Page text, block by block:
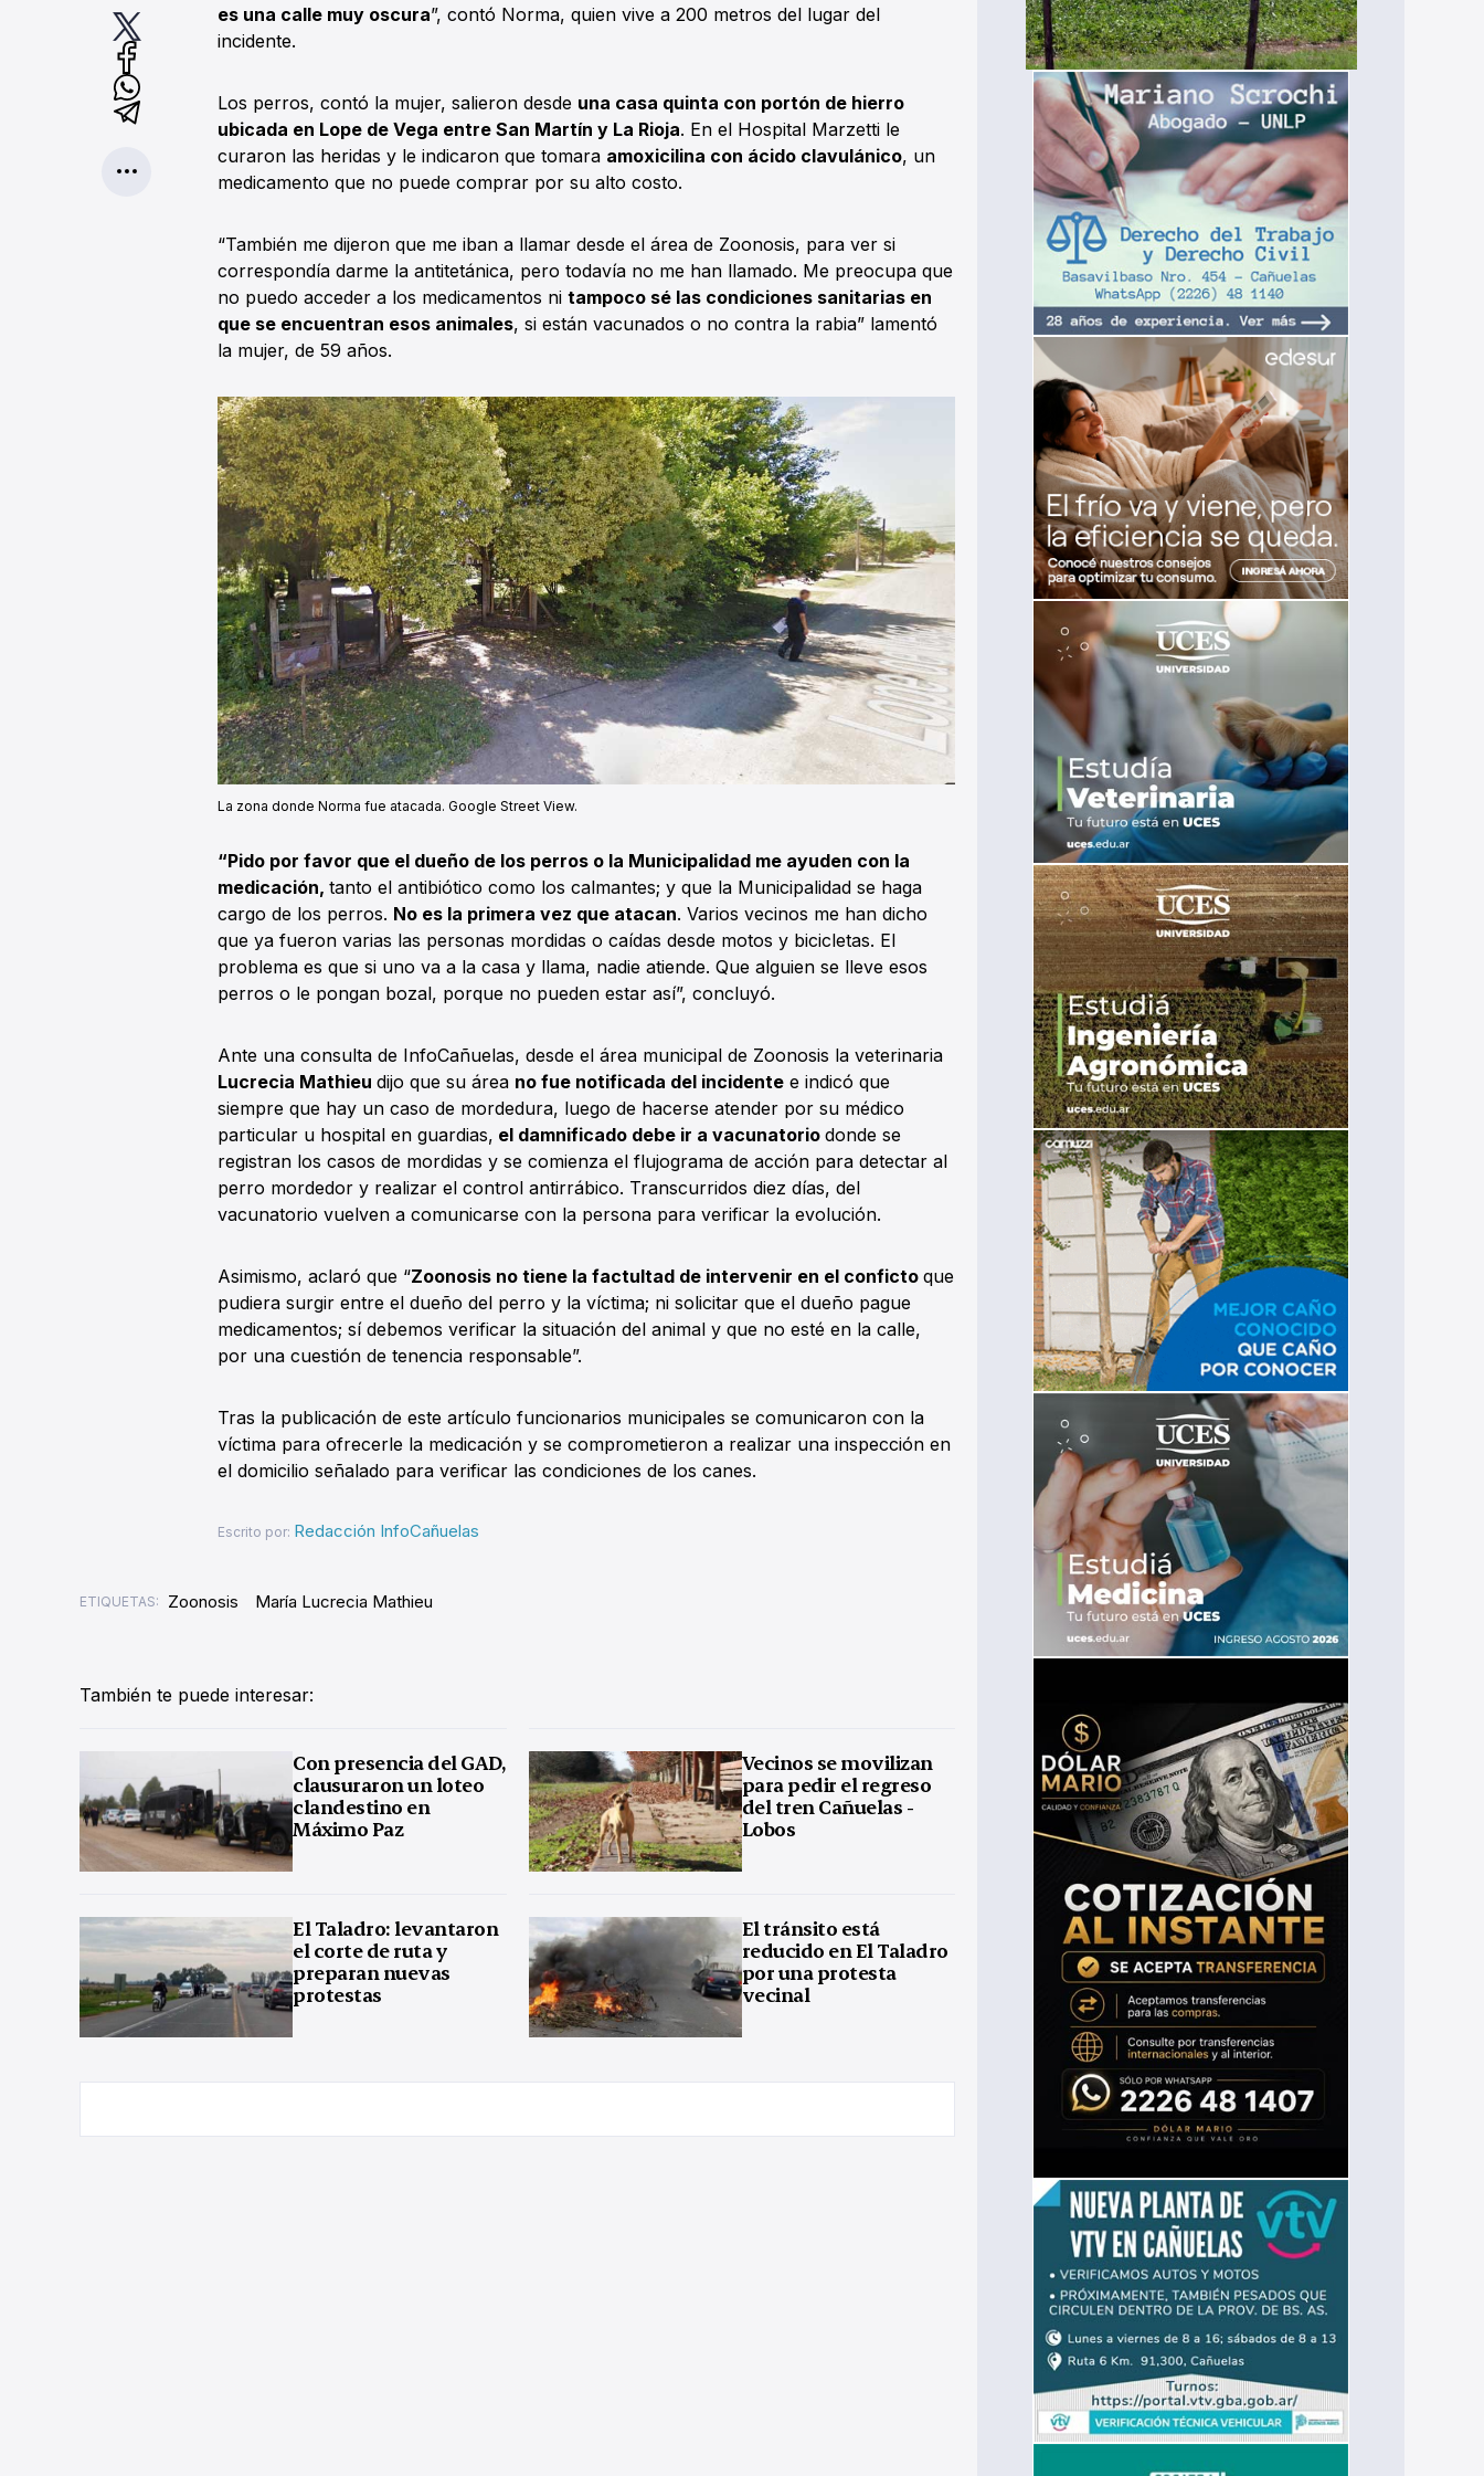
es una calle muy oscura”, contó Norma, quien vive a 200 metros del lugar del
incidente.
Los perros, contó la mujer, salieron desde una casa quinta con portón de hierro
ubicada en Lope de Vega entre San Martín y La Rioja. En el Hospital Marzetti le
curaron las heridas y le indicaron que tomara amoxicilina con ácido clavulánico, un
medicamento que no puede comprar por su alto costo.
“También me dijeron que me iban a llamar desde el área de Zoonosis, para ver si
correspondía darme la antitetánica, pero todavía no me han llamado. Me preocupa que
no puedo acceder a los medicamentos ni tampoco sé las condiciones sanitarias en
que se encuentran esos animales, si están vacunados o no contra la rabia” lamentó
la mujer, de 59 años.
La zona donde Norma fue atacada. Google Street View.
“Pido por favor que el dueño de los perros o la Municipalidad me ayuden con la
medicación, tanto el antibiótico como los calmantes; y que la Municipalidad se haga
cargo de los perros. No es la primera vez que atacan. Varios vecinos me han dicho
que ya fueron varias las personas mordidas o caídas desde motos y bicicletas. El
problema es que si uno va a la casa y llama, nadie atiende. Que alguien se lleve esos
perros o le pongan bozal, porque no pueden estar así”, concluyó.
Ante una consulta de InfoCañuelas, desde el área municipal de Zoonosis la veterinaria
Lucrecia Mathieu dijo que su área no fue notificada del incidente e indicó que
siempre que hay un caso de mordedura, luego de hacerse atender por su médico
particular u hospital en guardias, el damnificado debe ir a vacunatorio donde se
registran los casos de mordidas y se comienza el flujograma de acción para detectar al
perro mordedor y realizar el control antirrábico. Transcurridos diez días, del
vacunatorio vuelven a comunicarse con la persona para verificar la evolución.
Asimismo, aclaró que “Zoonosis no tiene la factultad de intervenir en el conficto que
pudiera surgir entre el dueño del perro y la víctima; ni solicitar que el dueño pague
medicamentos; sí debemos verificar la situación del animal y que no esté en la calle,
por una cuestión de tenencia responsable”.
Tras la publicación de este artículo funcionarios municipales se comunicaron con la
víctima para ofrecerle la medicación y se comprometieron a realizar una inspección en
el domicilio señalado para verificar las condiciones de los canes.
Escrito por: Redacción InfoCañuelas
ETIQUETAS: Zoonosis María Lucrecia Mathieu
También te puede interesar:
Con presencia del GAD,
clausuraron un loteo
clandestino en
Máximo Paz
Vecinos se movilizan
para pedir el regreso
del tren Cañuelas -
Lobos
El Taladro: levantaron
el corte de ruta y
preparan nuevas
protestas
El tránsito está
reducido en El Taladro
por una protesta
vecinal